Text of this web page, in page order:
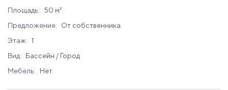
Площадь:
50 м²
Предложение:
От собственника
Этаж: 1
Вид:
Бассейн / Город
Мебель:
Нет